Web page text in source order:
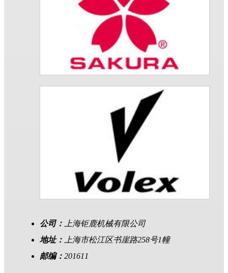
公司：
上海钜鹿机械有限公司
地址：
上海市松江区书崖路258号1幢
邮编： 201611